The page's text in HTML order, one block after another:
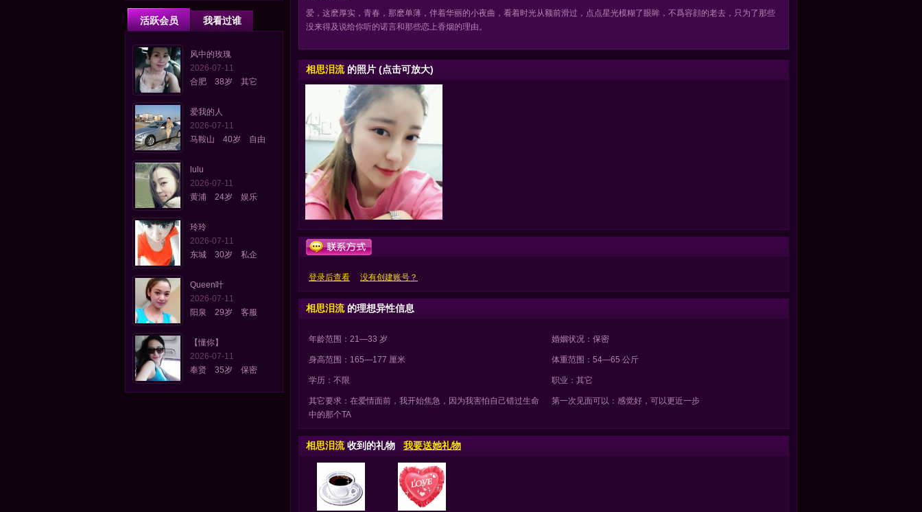
活跃会员 我看过谁
风中的玫瑰
2026-07-11
合肥 38岁 其它
爱我的人
2026-07-11
马鞍山 40岁 自由
lulu
2026-07-11
黄浦 24岁 娱乐
玲玲
2026-07-11
东城 30岁 私企
Queen叶
2026-07-11
阳泉 29岁 客服
【懂你】
2026-07-11
奉贤 35岁 保密
爱，这麽厚实，青春，那麽单薄，伴着华丽的小夜曲，看着时光从额前滑过，点点星光模糊了眼眸，不爲容顔的老去，只为了那些
没来得及说给你听的诺言和那些恋上香烟的理由。
相思泪流的照片 (点击可放大)
登录后查看 没有创建账号？
相思泪流的理想异性信息
年龄范围：21—33 岁 婚姻状况：保密
身高范围：165—177 厘米 体重范围：54—65 公斤
学历：不限 职业：其它
其它要求：在爱情面前，我开始焦急，因为我害怕自己错过生命
中的那个TA
第一次见面可以：感觉好，可以更近一步
相思泪流收到的礼物 我要送她礼物